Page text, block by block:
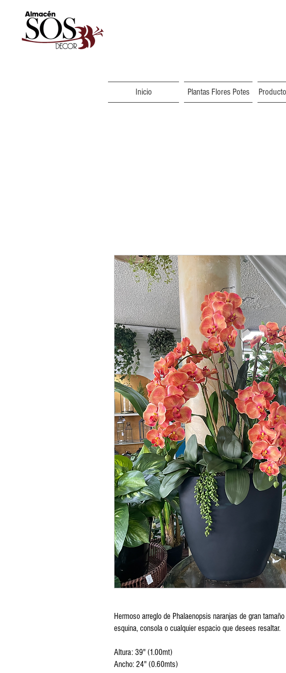
Inicio Plantas Flores Potes
Hermoso arreglo de Phalaenopsis naranjas de gran
esquina, consola o cualquier espacio que desees resaltar.
Altura: 39" (1.00mt)
Ancho: 24" (0.60mts)